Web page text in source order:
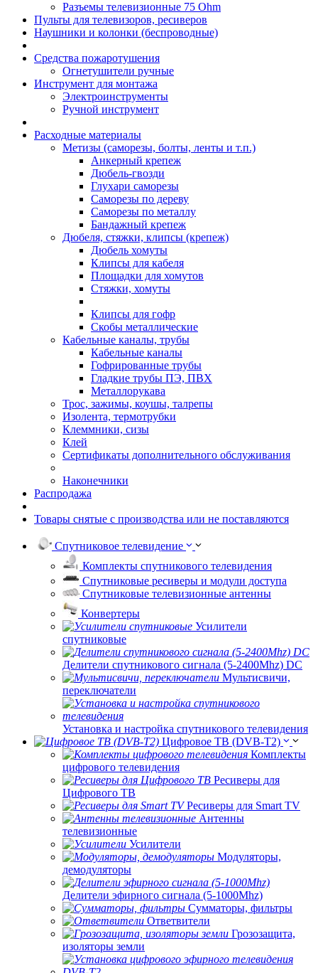
Разъемы телевизионные 75 Ohm
Пульты для телевизоров, ресиверов
Наушники и колонки (беспроводные)
Средства пожаротушения
Огнетушители ручные
Инструмент для монтажа
Электроинструменты
Ручной инструмент
Расходные материалы
Метизы (саморезы, болты, ленты и т.п.)
Анкерный крепеж
Дюбель-гвозди
Глухари саморезы
Саморезы по дереву
Саморезы по металлу
Бандажный крепеж
Дюбеля, стяжки, клипсы (крепеж)
Дюбель хомуты
Клипсы для кабеля
Площадки для хомутов
Стяжки, хомуты
Клипсы для гофр
Скобы металлические
Кабельные каналы, трубы
Кабельные каналы
Гофрированные трубы
Гладкие трубы ПЭ, ПВХ
Металлорукава
Трос, зажимы, коушы, талрепы
Изолента, термотрубки
Клеммники, сизы
Клей
Сертификаты дополнительного обслуживания
Наконечники
Распродажа
Товары снятые с производства или не поставляются
Спутниковое телевидение
Комплекты спутникового телевидения
Спутниковые ресиверы и модули доступа
Спутниковые телевизионные антенны
Конвертеры
Усилители
спутниковые
Делители спутникового сигнала (5-2400Mhz) DC
Мультисвичи,
переключатели
Установка и настройка спутникового телевидения
Цифровое ТВ (DVB-T2)
Комплекты
цифрового телевидения
Ресиверы для
Цифрового ТВ
Ресиверы для Smart TV
Антенны
телевизионные
Усилители
Модуляторы,
демодуляторы
Делители эфирного сигнала (5-1000Mhz)
Сумматоры, фильтры
Ответвители
Грозозащита,
изоляторы земли